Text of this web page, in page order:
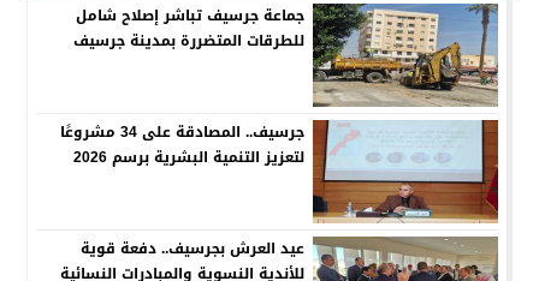
جماعة جرسيف تباشر إصلاح شامل
للطرقات المتضررة بمدينة جرسيف
جرسيف.. المصادقة على 34 مشروعًا
لتعزيز التنمية البشرية برسم 2026
عيد العرش بجرسيف.. دفعة قوية
للأندية النسوية والمبادرات النسائية